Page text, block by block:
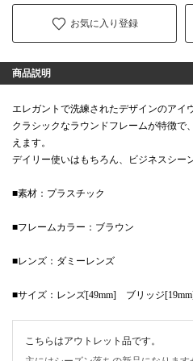
お気に入り登録
商品説明
エレガントで洗練されたデザインのアイ
クラシックなラウンドフレームが特徴で
えます。
デイリー使いはもちろん、ビジネスシー
■素材：プラスチック
■フレームカラー：ブラウン
■レンズ：ダミーレンズ
■サイズ：レンズ[49mm] ブリッジ
こちらはアウトレット品です。